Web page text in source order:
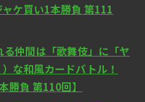
ケ買い1本勝負 第111
る仲間は「歌舞伎」に「ヤ
な和風カードバトル！
勝負 第110回】